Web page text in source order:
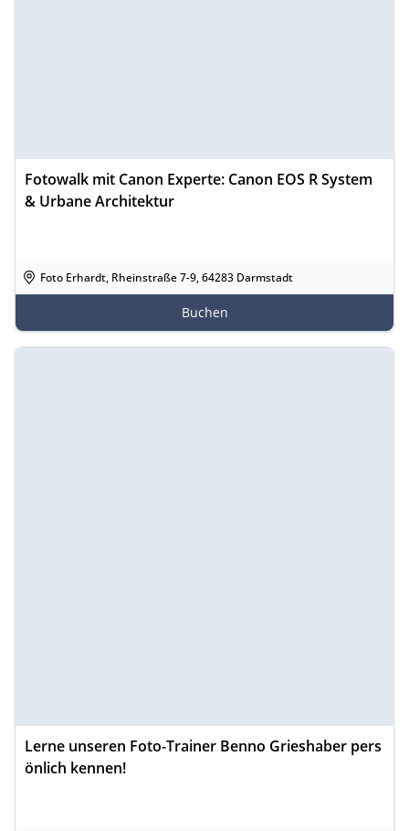
Fotowalk mit Canon Experte: Canon EOS R System
& Urbane Architektur
Foto Erhardt, Rheinstraße 7-9, 64283 Darmstadt
Buchen
Lerne unseren Foto-Trainer Benno Grieshaber pers
önlich kennen!